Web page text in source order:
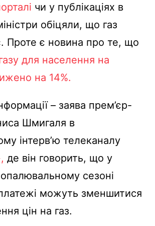
чи у публікаціях в
обіцяли, що газ
Проте є новина про те, що
для населення на
на 14%.
– заява прем’єр-
Шмигаля в
інтерв’ю телеканалу
де він говорить, що у
сезоні
можуть зменшитися
цін на газ.